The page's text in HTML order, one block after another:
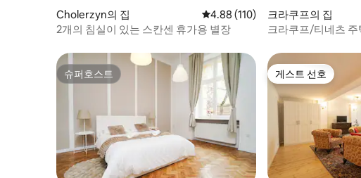
Cholerzyn의 집 평점 4.88점(5점 만점), 후기 110개
4.88 (110)
2개의 침실이 있는 스칸센 휴가용 별장
크라쿠프의 집
크라쿠프/티네츠 주
슈퍼호스트
슈퍼호스트 게스트 선호
게스트 선호